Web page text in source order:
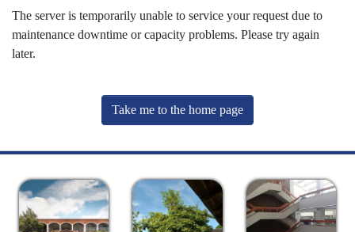
The server is temporarily unable to service your request due to
maintenance downtime or capacity problems. Please try again
later.
Take me to the home page